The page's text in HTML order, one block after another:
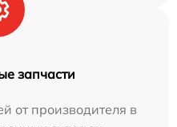
запчасти
от производителя в